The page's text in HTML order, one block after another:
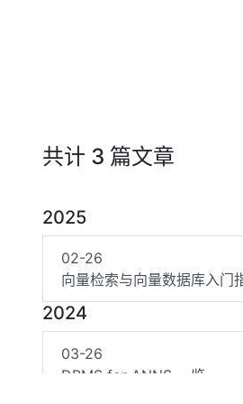
共计 3 篇文章
2025
02-26
向量检索与向量数据库入门
2024
03-26
DBMS for ANNS 一览